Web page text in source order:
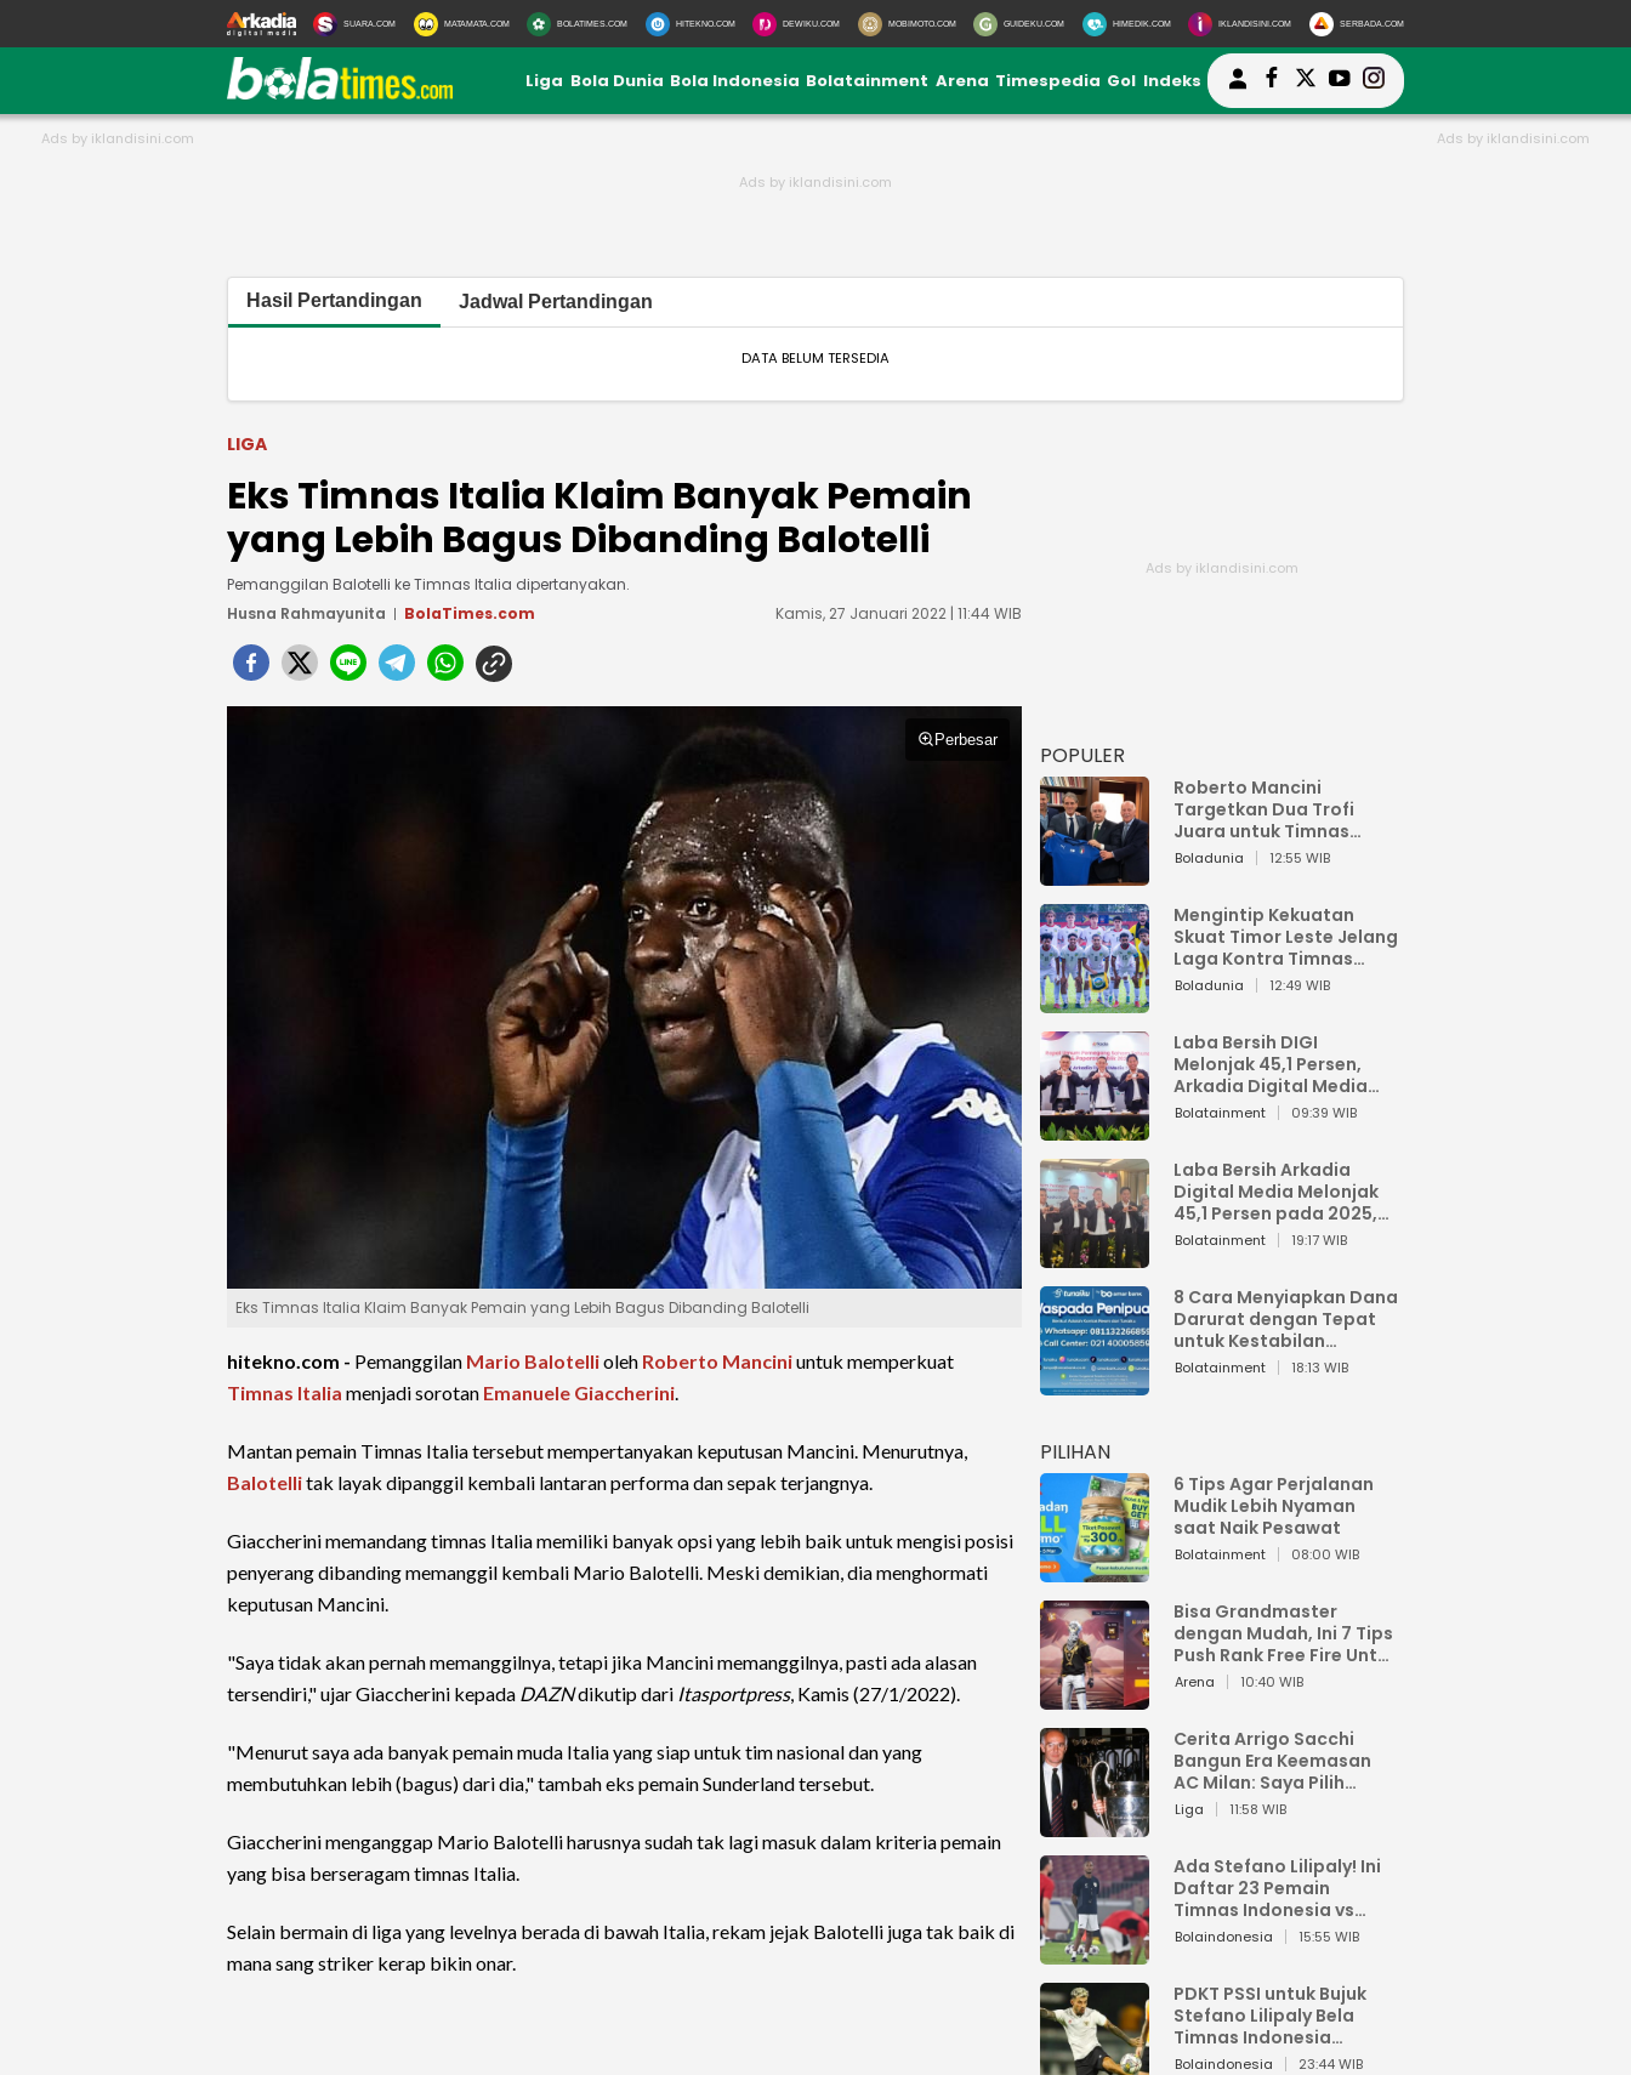
SUARA.COM MATAMATA.COM BOLATIMES.COM HITEKNO.COM DEWIKU.COM MOBIMOTO.COM GUIDEKU.COM HIMEDIK.COM IKLANDISINI.COM SERBADA.COM
Liga Bola Dunia Bola Indonesia Bolatainment Arena Timespedia Gol Indeks
Hasil Pertandingan Jadwal Pertandingan
DATA BELUM TERSEDIA
LIGA
Eks Timnas Italia Klaim Banyak Pemain
yang Lebih Bagus Dibanding Balotelli
Pemanggilan Balotelli ke Timnas Italia dipertanyakan.
Husna Rahmayunita
BolaTimes.com Kamis, 27 Januari 2022 | 11:44 WIB
Perbesar
Eks Timnas Italia Klaim Banyak Pemain yang Lebih Bagus Dibanding Balotelli
hitekno.com - Pemanggilan Mario Balotellioleh Roberto Manciniuntuk memperkuat
Timnas Italia menjadi sorotan Emanuele Giaccherini.
Mantan pemain Timnas Italia tersebut mempertanyakan keputusan Mancini. Menurutnya,
Balotellitak layak dipanggil kembali lantaran performa dan sepak terjangnya.
Giaccherini memandang timnas Italia memiliki banyak opsi yang lebih baik untuk mengisi posisi
penyerang dibanding memanggil kembali Mario Balotelli. Meski demikian, dia menghormati
keputusan Mancini.
"Saya tidak akan pernah memanggilnya, tetapi jika Mancini memanggilnya, pasti ada alasan
tersendiri," ujar Giaccherini kepada DAZNdikutip dari Itasportpress, Kamis (27/1/2022).
"Menurut saya ada banyak pemain muda Italia yang siap untuk tim nasional dan yang
membutuhkan lebih (bagus) dari dia," tambah eks pemain Sunderland tersebut.
Giaccherini menganggap Mario Balotelli harusnya sudah tak lagi masuk dalam kriteria pemain
yang bisa berseragam timnas Italia.
Selain bermain di liga yang levelnya berada di bawah Italia, rekam jejak Balotelli juga tak baik di
mana sang striker kerap bikin onar.
POPULER
Roberto Mancini
Targetkan Dua Trofi
Juara untuk Timnas
Italia
Boladunia 12:55 WIB
Mengintip Kekuatan
Skuat Timor Leste Jelang
Laga Kontra Timnas
Indonesia di Piala AFF
Boladunia 12:49 WIB
Laba Bersih DIGI
Melonjak 45,1 Persen,
Arkadia Digital Media
Perkuat Bisnis AI dan
Bolatainment 09:39 WIB
Laba Bersih Arkadia
Digital Media Melonjak
45,1 Persen pada 2025,
Sentuh Rp1,76 Miliar
Bolatainment 19:17 WIB
8 Cara Menyiapkan Dana
Darurat dengan Tepat
untuk Kestabilan
Keuangan
Bolatainment 18:13 WIB
PILIHAN
6 Tips Agar Perjalanan
Mudik Lebih Nyaman
saat Naik Pesawat
Bolatainment 08:00 WIB
Bisa Grandmaster
dengan Mudah, Ini 7 Tips
Push Rank Free Fire Untuk
Pemula
Arena 10:40 WIB
Cerita Arrigo Sacchi
Bangun Era Keemasan
AC Milan: Saya Pilih
Pemain dari Isi Otaknya
Liga 11:58 WIB
Ada Stefano Lilipaly! Ini
Daftar 23 Pemain
Timnas Indonesia vs
China
Bolaindonesia 15:55 WIB
PDKT PSSI untuk Bujuk
Stefano Lilipaly Bela
Timnas Indonesia
Berakhir Berantakan
Bolaindonesia 23:44 WIB